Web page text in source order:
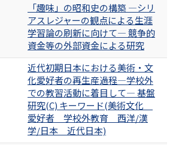
「趣味」の昭和史の構築 —シリ
アスレジャーの観点による生涯
学習論の刷新に向けて― 競争的
資金等の外部資金による研究
近代初期日本における美術・文
化愛好者の再生産過程―学校外
での教習活動に着目して― 基盤
研究(C) キーワード(美術文化
愛好者 学校外教育 西洋/漢
学/日本 近代日本)